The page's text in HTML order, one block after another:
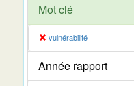
Mot clé
vulnérabilité
Année rapport